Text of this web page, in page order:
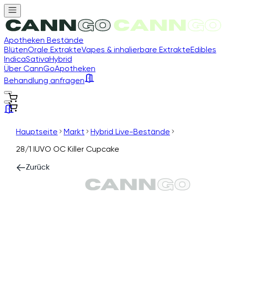
Apotheken Bestände
BlütenOrale ExtrakteVapes & inhalierbare ExtrakteEdibles
IndicaSativaHybrid
Über CannGoApotheken
Behandlung anfragen
Hauptseite Markt
Hybrid Live-Bestände
28/1 IUVO OC Killer Cupcake
Zurück